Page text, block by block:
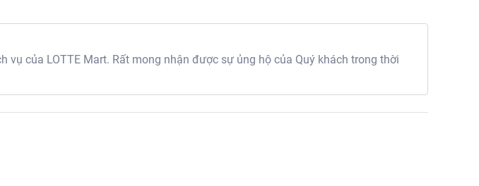
của LOTTE Mart. Rất mong nhận được sự ủng hộ của Quý khách trong thời